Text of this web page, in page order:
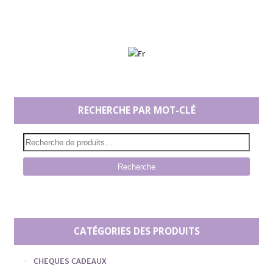
RECHERCHE PAR MOT-CLÉ
Recherche
CATÉGORIES DES PRODUITS
CHEQUES CADEAUX